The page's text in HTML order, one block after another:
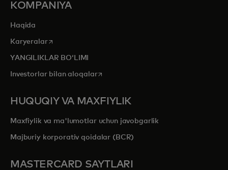
KOMPANIYA
Haqida
Karyeralaropens in a new tab
YANGILIKLAR BOʻLIMI
Investorlar bilan aloqalaropens in a new tab
HUQUQIY VA MAXFIYLIK
Maxfiylik va ma'lumotlar uchun javobgarlik
Majburiy korporativ qoidalar (BCR)
MASTERCARD SAYTLARI